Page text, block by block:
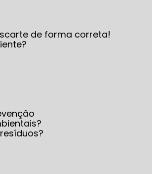
de forma correta!